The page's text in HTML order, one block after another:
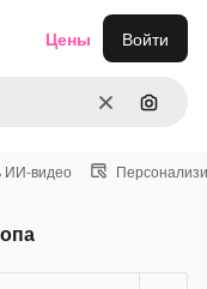
ОчиститьПоиск
Цены Войти
ИИ-видео